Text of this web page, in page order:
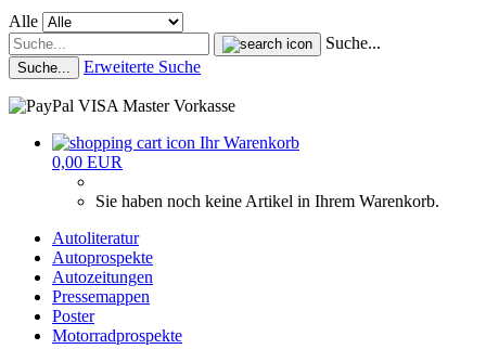
Alle
Suche...
Suche... Erweiterte Suche
Ihr Warenkorb
0,00 EUR
Sie haben noch keine Artikel in Ihrem Warenkorb.
Autoliteratur
Autoprospekte
Autozeitungen
Pressemappen
Poster
Motorradprospekte